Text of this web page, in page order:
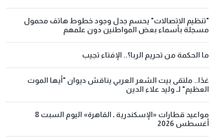
"تنظيم الاتصالات" يحسم جدل وجود خطوط هاتف محمول
مسجلة بأسماء بعض المواطنين دون علمهم
ما الحكمة من تحريم الربا؟.. الإفتاء تجيب
غدًا.. ملتقى بيت الشعر العربي يناقش ديوان "أيها الموت
العظيم" لـ وليد علاء الدين
مواعيد قطارات «الإسكندرية ـ القاهرة» اليوم السبت 8
أغسطس 2026